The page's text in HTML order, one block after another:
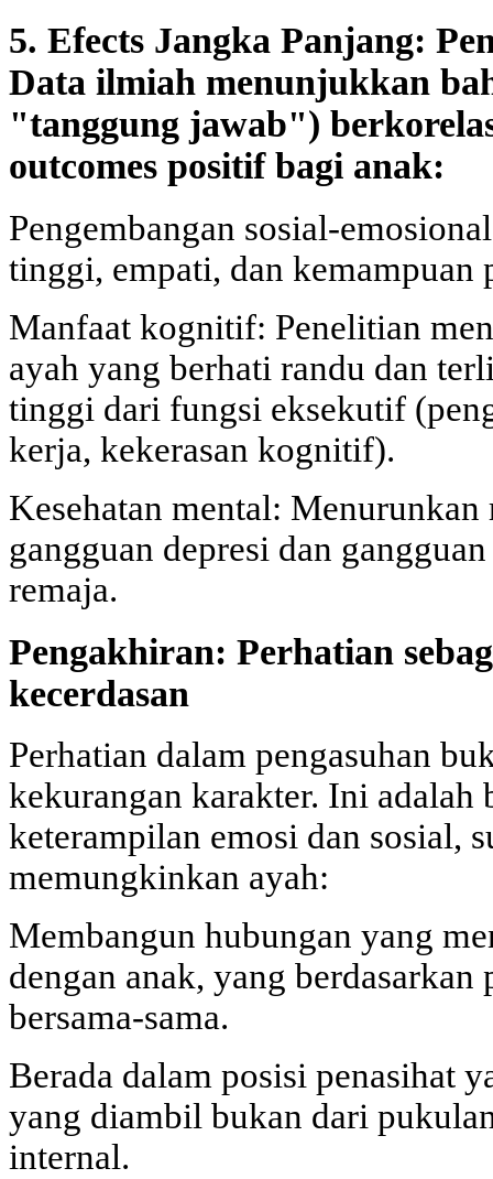
5. Efects Jangka Panjang:
Data ilmiah menunjukkan
"tanggung jawab")
outcomes positif bagi anak:
Pengembangan sosial-
tinggi, empati, dan kemampuan
Manfaat kognitif: Penelitian
ayah yang berhati randu dan
tinggi dari fungsi eksekutif
kerja, kekerasan kognitif).
Kesehatan mental:
gangguan depresi dan
remaja.
Pengakhiran: Perhatian
kecerdasan
Perhatian dalam pengasuhan
kekurangan karakter. Ini
keterampilan emosi dan sosial,
memungkinkan ayah:
Membangun hubungan yang
dengan anak, yang berdasarkan
bersama-sama.
Berada dalam posisi penasihat
yang diambil bukan dari
internal.